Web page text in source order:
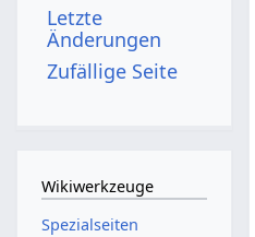
Letzte
Änderungen
Zufällige Seite
Wikiwerkzeuge
Spezialseiten